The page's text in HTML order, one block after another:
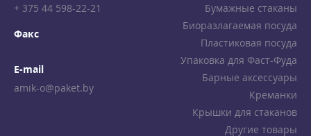
+ 375 44 598-22-21
Факс
E-mail
amik-o@paket.by
Бумажные стаканы
Биоразлагаемая посуда
Пластиковая посуда
Упаковка для Фаст-Фуда
Барные аксессуары
Креманки
Крышки для стаканов
Другие товары